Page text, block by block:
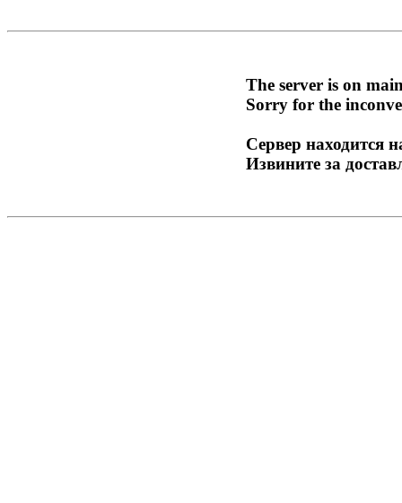
The server is on
Sorry for the
Сервер находится
Извините за